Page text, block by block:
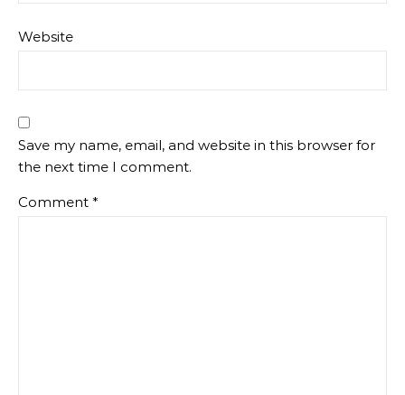
Website
Save my name, email, and website in this browser for
the next time I comment.
Comment *